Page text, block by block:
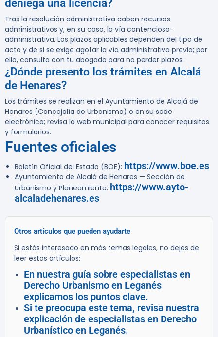
deniega una licencia?
Tras la resolución administrativa caben recursos
administrativos y, en su caso, la vía contencioso-
administrativa. Los plazos aplicables dependen del tipo de
acto y de si se exige agotar la vía administrativa previa; por
ello, consulta con tu abogado para no perder plazos.
¿Dónde presento los trámites en Alcalá
de Henares?
Los trámites se realizan en el Ayuntamiento de Alcalá de
Henares (Concejalía de Urbanismo) o en su sede
electrónica; revisa la web municipal para conocer requisitos
y formularios.
Fuentes oficiales
Boletín Oficial del Estado (BOE): https://www.boe.es
Ayuntamiento de Alcalá de Henares — Sección de
Urbanismo y Planeamiento: https://www.ayto-
alcaladehenares.es
Otros artículos que pueden ayudarte
Si estás interesado en más temas legales, no dejes de
leer estos artículos:
En nuestra guía sobre especialistas en
Derecho Urbanismo en Leganés
explicamos los puntos clave.
Si te preocupa este tema, revisa nuestra
explicación de especialistas en Derecho
Urbanístico en Leganés.